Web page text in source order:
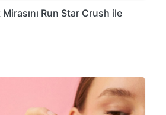
Run Star Crush ile